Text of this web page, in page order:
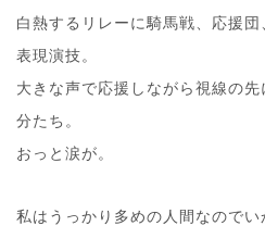
白熱するリレーに騎馬戦、応援
表現演技。
大きな声で応援しながら視線の
分たち。
おっと涙が。
私はうっかり多めの人間なのでい